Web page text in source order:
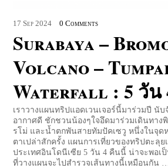
17 Sep 2024 0 Comments
Surabaya –
Volcano –
Waterfall : 5 วัน
เราวางแผนทริปแอดเวนเจอร์นี้มาร่วมปี นับ
อากาศดี ชักชวนน้องๆใจอึดมาร่วมเดินทาง
รโม่ และน้ำตกพันสายทัมปัคเซวู หนึ่งในจุด
ตาเปล่าสักครั้ง แผนการเที่ยวของทริปตะลุย
ประเทศอินโดนีเซีย 5 วัน 4 คืนนี้ น่าจะพอเ
ที่วางแผนจะไปสำรวจเส้นทางนี้เหมือนกัน